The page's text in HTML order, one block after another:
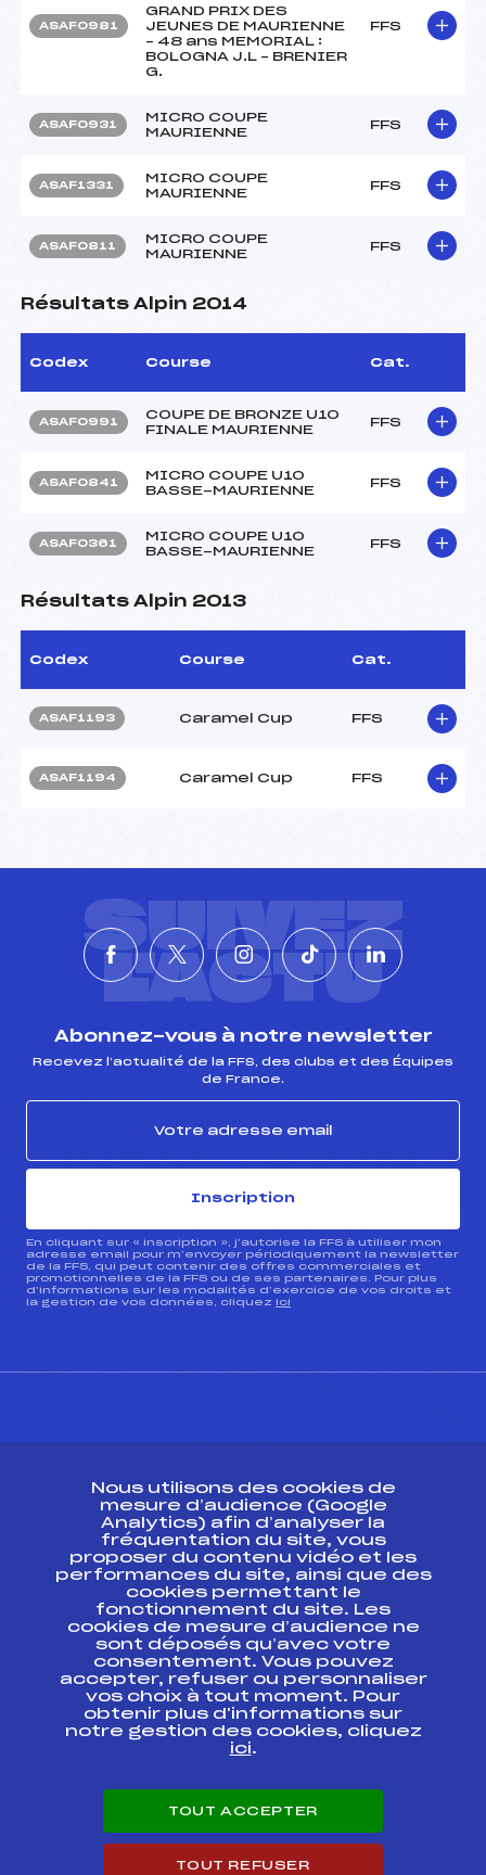
ASAF0981
GRAND PRIX DES
JEUNES DE MAURIENNE
– 48 ans MEMORIAL :
BOLOGNA J.L – BRENIER
G.
FFS
ASAF0931
MICRO COUPE
MAURIENNE
FFS
ASAF1331
MICRO COUPE
MAURIENNE
FFS
ASAF0811
MICRO COUPE
MAURIENNE
FFS
Résultats Alpin 2014
Codex Course Cat.
ASAF0991
COUPE DE BRONZE U10
FINALE MAURIENNE
FFS
ASAF0841
MICRO COUPE U10
BASSE-MAURIENNE
FFS
ASAF0361
MICRO COUPE U10
BASSE-MAURIENNE
FFS
Résultats Alpin 2013
Codex Course Cat.
ASAF1193 Caramel Cup FFS
ASAF1194 Caramel Cup FFS
SUIVEZ
L'ACTU
Abonnez-vous à notre newsletter
Recevez l’actualité de la FFS, des clubs et des Équipes
de France.
Inscription
En cliquant sur « inscription », j’autorise la FFS à utiliser mon
adresse email pour m’envoyer périodiquement la newsletter
de la FFS, qui peut contenir des offres commerciales et
promotionnelles de la FFS ou de ses partenaires. Pour plus
d’informations sur les modalités d’exercice de vos droits et
la gestion de vos données, cliquez ici
ESPACE PRESSE
Ressources
Pass’Neige
Projet sportif fédéral
Projet de performance fédéral
Antidopage
Pôle Développement, Formation, Suivi
Scientifique
Listes ministérielles
Pôle vie de l’athlète
Carrières
Nous utilisons des cookies de
mesure d’audience (Google
Analytics) afin d’analyser la
fréquentation du site, vous
proposer du contenu vidéo et les
performances du site, ainsi que des
cookies permettant le
fonctionnement du site. Les
cookies de mesure d’audience ne
sont déposés qu’avec votre
consentement. Vous pouvez
accepter, refuser ou personnaliser
vos choix à tout moment. Pour
obtenir plus d'informations sur
notre gestion des cookies, cliquez
ici.
TOUT ACCEPTER
TOUT REFUSER